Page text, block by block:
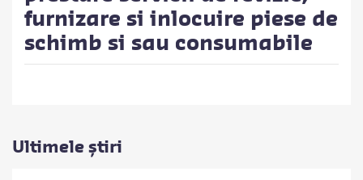
furnizare si inlocuire piese de
schimb si sau consumabile
Ultimele știri